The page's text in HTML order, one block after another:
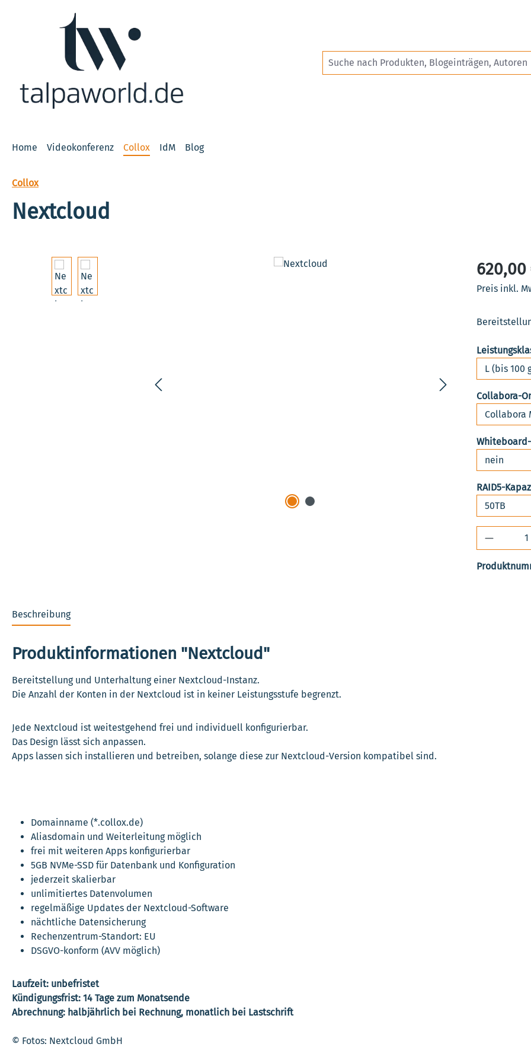
Hauptinhalt springen
Zur Suche springen
Zur Hauptnavigation springen
Home Videokonferenz Collox IdM Blog
Collox
Nextcloud
Bildergalerie überspringen
Preis inkl.
Collabora-
RAID5-
Beschreibung
Produktinformationen "Nextcloud"
Bereitstellung und Unterhaltung einer Nextcloud-Instanz.
Die Anzahl der Konten in der Nextcloud ist in keiner Leistungsstufe begrenzt.
Jede Nextcloud ist weitestgehend frei und individuell konfigurierbar.
Das Design lässt sich anpassen.
Apps lassen sich installieren und betreiben, solange diese zur Nextcloud-Version kompatibel sind.
Domainname (*.collox.de)
Aliasdomain und Weiterleitung möglich
frei mit weiteren Apps konfigurierbar
5GB NVMe-SSD für Datenbank und Konfiguration
jederzeit skalierbar
unlimitiertes Datenvolumen
regelmäßige Updates der Nextcloud-Software
nächtliche Datensicherung
Rechenzentrum-Standort: EU
DSGVO-konform (AVV möglich)
Laufzeit: unbefristet
Kündigungsfrist: 14 Tage zum Monatsende
Abrechnung: halbjährlich bei Rechnung, monatlich bei Lastschrift
© Fotos: Nextcloud GmbH